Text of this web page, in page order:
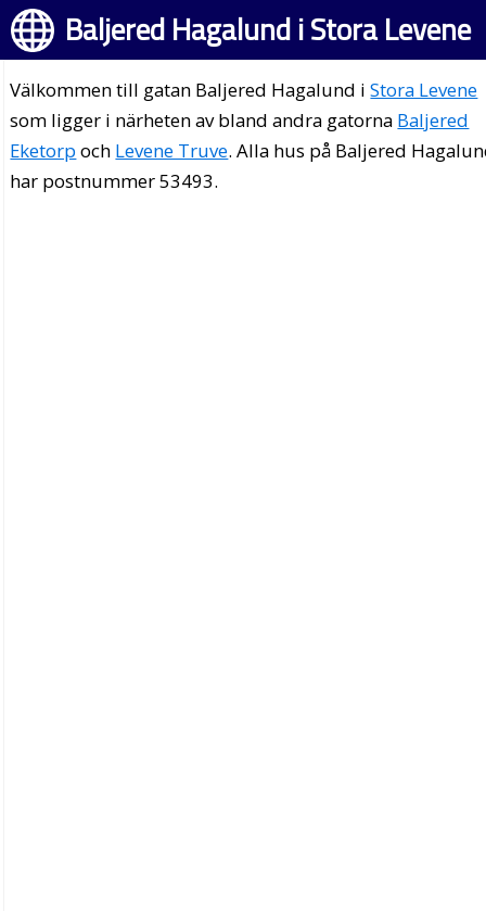
Baljered Hagalund i Stora Levene
Välkommen till gatan Baljered Hagalund iStora Levene
som ligger i närheten av bland andra gatorna Baljered
Eketorp och Levene Truve. Alla hus på Baljered
har postnummer 53493.